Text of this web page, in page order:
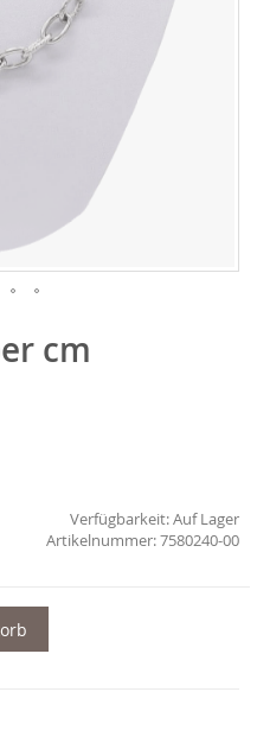
cm
Verfügbarkeit:Auf Lager
7580240-00